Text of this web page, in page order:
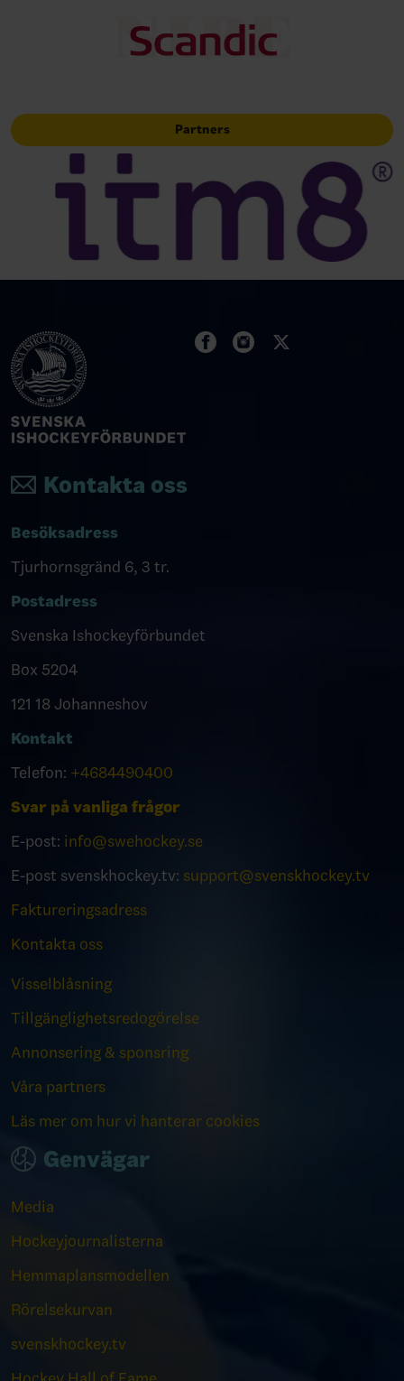
Partners
Kontakta oss
Besöksadress
Tjurhornsgränd 6, 3 tr.
Postadress
Svenska Ishockeyförbundet
Box 5204
121 18 Johanneshov
Kontakt
Telefon: +4684490400
Svar på vanliga frågor
E-post: info@swehockey.se
E-post svenskhockey.tv: support@svenskhockey.tv
Faktureringsadress
Kontakta oss
Visselblåsning
Tillgänglighetsredogörelse
Annonsering & sponsring
Våra partners
Läs mer om hur vi hanterar cookies
Genvägar
Media
Hockeyjournalisterna
Hemmaplansmodellen
Rörelsekurvan
svenskhockey.tv